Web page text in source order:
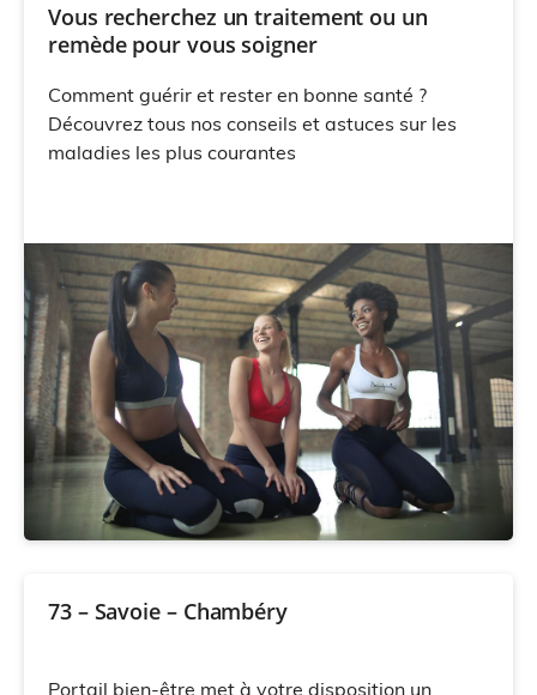
Vous recherchez un traitement ou un
remède pour vous soigner
Comment guérir et rester en bonne santé ?
Découvrez tous nos conseils et astuces sur les
maladies les plus courantes
73 – Savoie – Chambéry
Portail bien-être met à votre disposition un